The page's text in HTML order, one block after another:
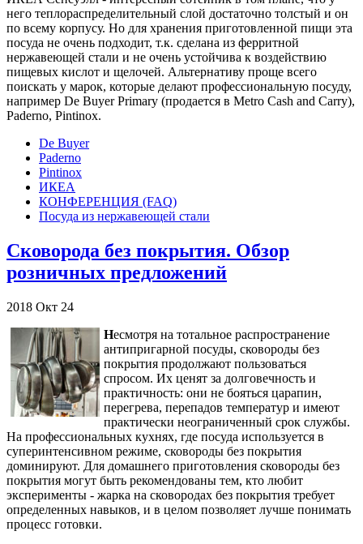
него теплораспределительный слой достаточно толстый и он
по всему корпусу. Но для хранения приготовленной пищи эта
посуда не очень подходит, т.к. сделана из ферритной
нержавеющей стали и не очень устойчива к воздействию
пищевых кислот и щелочей. Альтернативу проще всего
поискать у марок, которые делают профессиональную посуду,
например De Buyer Primary (продается в Metro Cash and Carry),
Paderno, Pintinox.
De Buyer
Paderno
Pintinox
ИКЕА
КОНФЕРЕНЦИЯ (FAQ)
Посуда из нержавеющей стали
Сковорода без покрытия. Обзор
розничных предложений
2018 Окт 24
Несмотря на тотальное распространение
антипригарной посуды, сковороды без
покрытия продолжают пользоваться
спросом. Их ценят за долговечность и
практичность: они не бояться царапин,
перегрева, перепадов температур и имеют
практически неограниченный срок службы.
На профессиональных кухнях, где посуда используется в
суперинтенсивном режиме, сковороды без покрытия
доминируют. Для домашнего приготовления сковороды без
покрытия могут быть рекомендованы тем, кто любит
эксперименты - жарка на сковородах без покрытия требует
определенных навыков, и в целом позволяет лучше понимать
процесс готовки.